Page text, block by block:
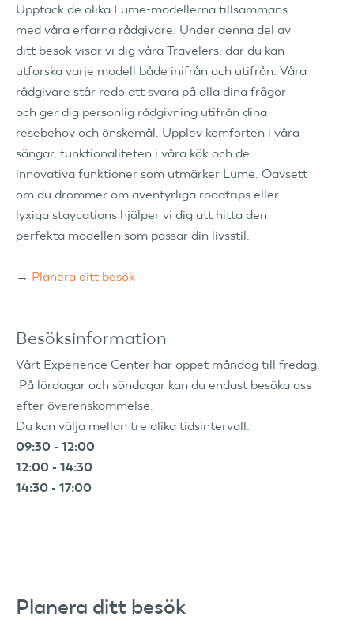
Upptäck de olika Lume-modellerna tillsammans
med våra erfarna rådgivare. Under denna del av
ditt besök visar vi dig våra Travelers, där du kan
utforska varje modell både inifrån och utifrån. Våra
rådgivare står redo att svara på alla dina frågor
och ger dig personlig rådgivning utifrån dina
resebehov och önskemål. Upplev komforten i våra
sängar, funktionaliteten i våra kök och de
innovativa funktioner som utmärker Lume. Oavsett
om du drömmer om äventyrliga roadtrips eller
lyxiga staycations hjälper vi dig att hitta den
perfekta modellen som passar din livsstil.
→ Planera ditt besök
Besöksinformation
Vårt Experience Center har öppet måndag till fredag.
På lördagar och söndagar kan du endast besöka oss
efter överenskommelse.
Du kan välja mellan tre olika tidsintervall:
09:30 - 12:00
12:00 - 14:30
14:30 - 17:00
Planera ditt besök